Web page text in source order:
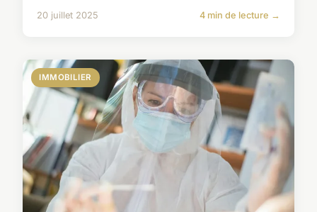
20 juillet 2025 4 min de lecture →
IMMOBILIER